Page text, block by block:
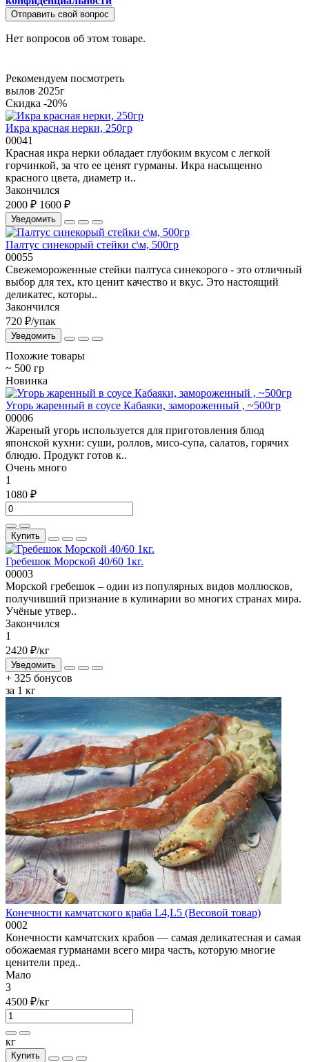
Отправить свой вопрос
Нет вопросов об этом товаре.
Рекомендуем посмотреть
вылов 2025г
Скидка -20%
Икра красная нерки, 250гр
00041
Красная икра нерки обладает глубоким вкусом с легкой
горчинкой, за что ее ценят гурманы. Икра насыщенно
красного цвета, диаметр и..
Закончился
2000 ₽ 1600 ₽
Уведомить
Палтус синекорый стейки с\м, 500гр
00055
Свежемороженные стейки палтуса синекорого - это отличный
выбор для тех, кто ценит качество и вкус. Это настоящий
деликатес, которы..
Закончился
720 ₽/упак
Уведомить
Похожие товары
~ 500 гр
Новинка
Угорь жаренный в соусе Кабаяки, замороженный , ~500гр
00006
Жареный угорь используется для приготовления блюд
японской кухни: суши, роллов, мисо-супа, салатов, горячих
блюдю. Продукт готов к..
Очень много
1
1080 ₽
Купить
Гребешок Морской 40/60 1кг.
00003
Морской гребешок – один из популярных видов моллюсков,
получивший признание в кулинарии во многих странах мира.
Учёные утвер..
Закончился
1
2420 ₽/кг
Уведомить
+ 325 бонусов
за 1 кг
Конечности камчатского краба L4,L5 (Весовой товар)
0002
Конечности камчатских крабов — самая деликатесная и самая
обожаемая гурманами всего мира часть, которую многие
ценители пред..
Мало
3
4500 ₽/кг
кг
Купить